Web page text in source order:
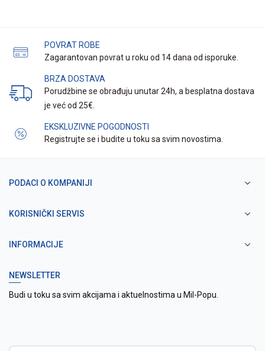
POVRAT ROBE
Zagarantovan povrat u roku od 14 dana od isporuke.
BRZA DOSTAVA
Porudžbine se obrađuju unutar 24h, a besplatna dostava
je već od 25€.
EKSKLUZIVNE POGODNOSTI
Registrujte se i budite u toku sa svim novostima.
PODACI O KOMPANIJI
KORISNIČKI SERVIS
INFORMACIJE
NEWSLETTER
Budi u toku sa svim akcijama i aktuelnostima u Mil-Popu.